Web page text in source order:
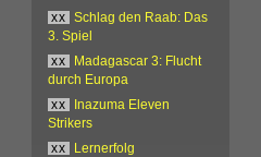
xx
Schlag den Raab: Das
3. Spiel
xx
Madagascar 3: Flucht
durch Europa
xx
Inazuma Eleven
Strikers
xx
Lernerfolg